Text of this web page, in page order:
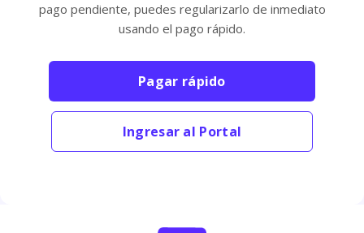
pago pendiente, puedes regularizarlo de inmediato
usando el pago rápido.
Pagar rápido
Ingresar al Portal